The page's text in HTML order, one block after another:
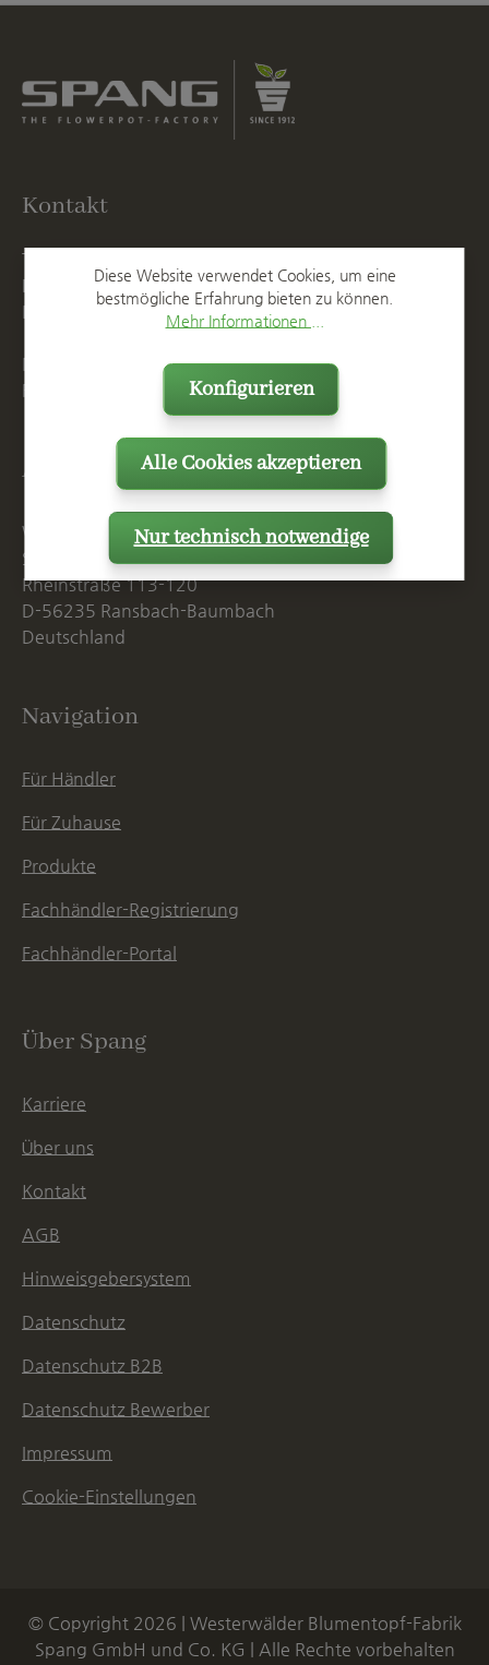
Kontakt
T
F
+49 2623 887 149
E
info@spang.de
Mo. - Do. 07:15 - 16:00 Uhr
Fr. bis 14:00 Uhr
Anschrift
Westerwälder Blumentopf-Fabrik
Spang GmbH & Co. KG
Rheinstraße 113-120
D-56235 Ransbach-Baumbach
Deutschland
Navigation
Für Händler
Für Zuhause
Produkte
Fachhändler-Registrierung
Fachhändler-Portal
Über Spang
Karriere
Über uns
Kontakt
AGB
Hinweisgebersystem
Datenschutz
Datenschutz B2B
Datenschutz Bewerber
Impressum
Cookie-Einstellungen
© Copyright 2026 | Westerwälder Blumentopf-Fabrik
Spang GmbH und Co. KG | Alle Rechte vorbehalten
Diese Website verwendet Cookies, um eine
bestmögliche Erfahrung bieten zu können.
Mehr Informationen ...
Nur technisch notwendige
Konfigurieren
Alle Cookies akzeptieren